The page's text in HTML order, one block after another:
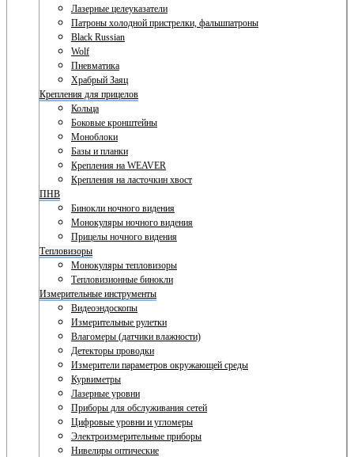
Лазерные целеуказатели
Патроны холодной пристрелки, фальшпатроны
Black Russian
Wolf
Пневматика
Храбрый Заяц
Крепления для прицелов
Кольца
Боковые кронштейны
Моноблоки
Базы и планки
Крепления на WEAVER
Крепления на ласточкин хвост
ПНВ
Бинокли ночного видения
Монокуляры ночного видения
Прицелы ночного видения
Тепловизоры
Монокуляры тепловизоры
Тепловизионные бинокли
Измерительные инструменты
Видеоэндоскопы
Измерительные рулетки
Влагомеры (датчики влажности)
Детекторы проводки
Измерители параметров окружающей среды
Курвиметры
Лазерные уровни
Приборы для обслуживания сетей
Цифровые уровни и угломеры
Электроизмерительные приборы
Нивелиры оптические